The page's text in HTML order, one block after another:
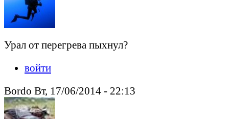
Урал от перегрева пыхнул?
войти
Bordo Вт, 17/06/2014 - 22:13